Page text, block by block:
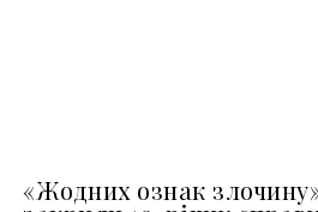
«Жодних ознак